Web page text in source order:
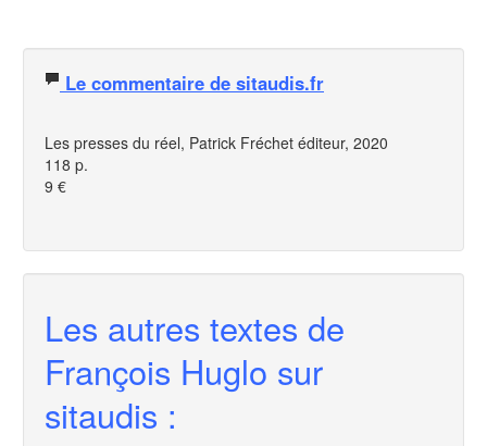
Le commentaire de sitaudis.fr
Les presses du réel, Patrick Fréchet éditeur, 2020
118 p.
9 €
Les autres textes de
François Huglo sur
sitaudis :